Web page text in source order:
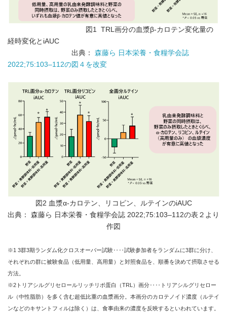
図1 TRL画分の血漿β-カロテン変化量の
経時変化とiAUC
出典： 森藤ら 日本栄養・食糧学会誌
2022;75:103–112の図４を改変
図2 血漿α-カロテン、リコピン、ルテインのiAUC
出典： 森藤ら 日本栄養・食糧学会誌 2022;75:103–112の表２より
作図
※1 3群3期ランダム化クロスオーバー試験‥‥試験参加者をランダムに3群に分け、
それぞれの群に被験食品（低用量、高用量）と対照食品を、順番を決めて摂取させる
方法。
※2トリアシルグリセロールリッチリポ蛋白（TRL）画分‥‥トリアシルグリセロー
ル（中性脂肪）を多く含む超低比重の血漿画分。本画分のカロテノイド濃度（ルテイ
ンなどのキサントフィルは除く）は、食事由来の濃度を反映するといわれています。